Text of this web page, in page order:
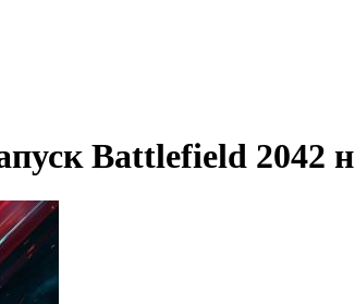
Battlefield 2042